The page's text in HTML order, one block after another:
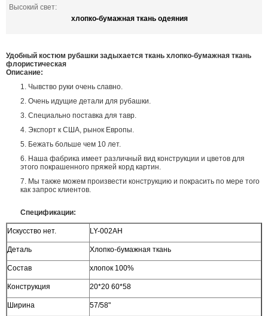
Высокий свет:
хлопко-бумажная ткань одеяния
Удобный костюм рубашки задыхается ткань хлопко-бумажная ткань
флористическая
Описание:
1. Чывство руки очень славно.
2. Очень идущие детали для рубашки.
3. Специально поставка для тавр.
4. Экспорт к США, рынок Европы.
5. Бежать больше чем 10 лет.
6. Наша фабрика имеет различный вид конструкции и цветов для
этого покрашенного пряжей корд картин.
7. Мы также можем произвести конструкцию и покрасить по мере того
как запрос клиентов.
Спецификации:
Искусство нет. LY-002AH
Деталь Хлопко-бумажная ткань
Состав хлопок 100%
Конструкция 20*20 60*58
Ширина 57/58"